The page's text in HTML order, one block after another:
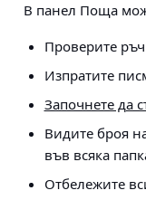
В панел Поща
Проверите
Изпратите
Започнете да
Видите броя
във всяка
Отбележите